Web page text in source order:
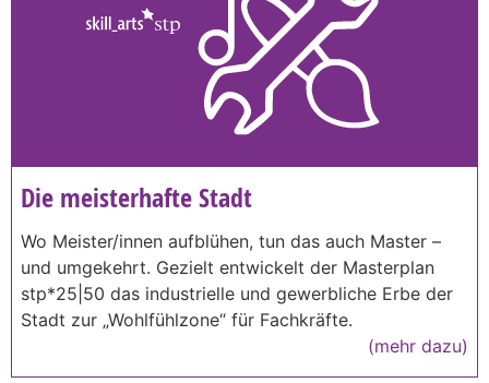
Die meisterhafte Stadt
Wo Meister/innen aufblühen, tun das auch Master –
und umgekehrt. Gezielt entwickelt der Masterplan
stp*25|50 das industrielle und gewerbliche Erbe der
Stadt zur „Wohlfühlzone“ für Fachkräfte.
(mehr dazu)